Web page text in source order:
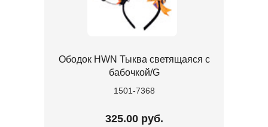
Ободок HWN Тыква светящаяся с
бабочкой/G
1501-7368
325.00 руб.